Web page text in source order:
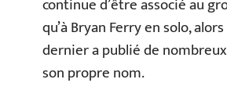
continue d’être associé au
qu’à Bryan Ferry en solo,
dernier a publié de
son propre nom.